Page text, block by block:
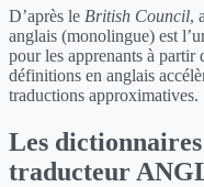
D’après le British Council,
anglais (monolingue) est
pour les apprenants à
définitions en anglais
traductions approximatives.
Les
traducteur